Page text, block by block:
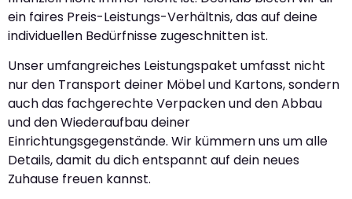
ein faires Preis-Leistungs-Verhältnis, das auf deine
individuellen Bedürfnisse zugeschnitten ist.
Unser umfangreiches Leistungspaket umfasst nicht
nur den Transport deiner Möbel und Kartons, sondern
auch das fachgerechte Verpacken und den Abbau
und den Wiederaufbau deiner
Einrichtungsgegenstände. Wir kümmern uns um alle
Details, damit du dich entspannt auf dein neues
Zuhause freuen kannst.